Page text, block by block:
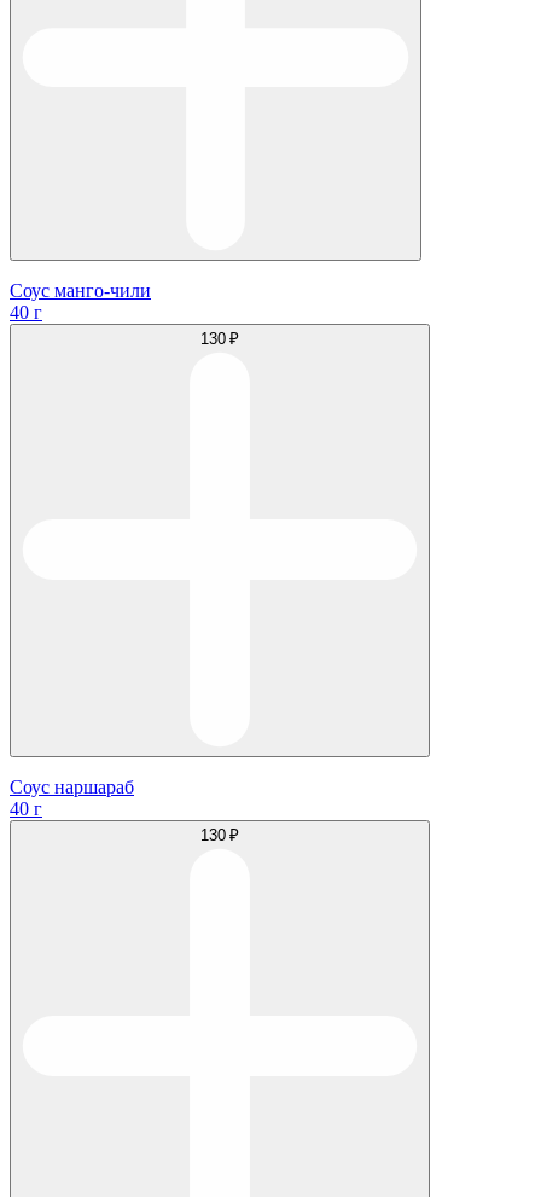
Соус манго-чили
40 г
130 ₽
Соус наршараб
40 г
130 ₽